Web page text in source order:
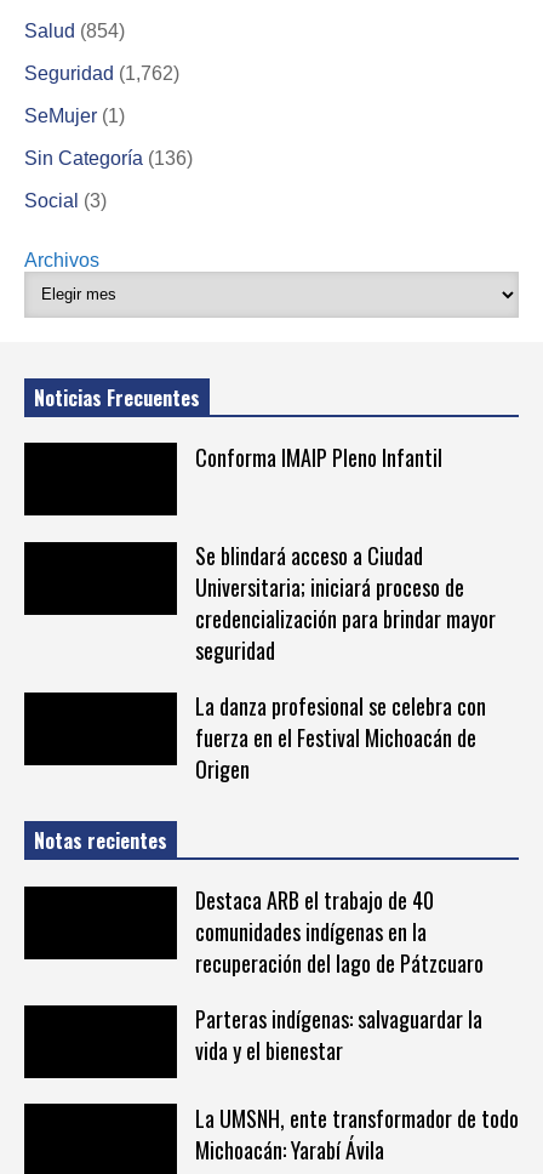
Salud (854)
Seguridad (1,762)
SeMujer (1)
Sin Categoría (136)
Social (3)
Archivos
Noticias Frecuentes
Conforma IMAIP Pleno Infantil
Se blindará acceso a Ciudad
Universitaria; iniciará proceso de
credencialización para brindar mayor
seguridad
La danza profesional se celebra con
fuerza en el Festival Michoacán de
Origen
Notas recientes
Destaca ARB el trabajo de 40
comunidades indígenas en la
recuperación del lago de Pátzcuaro
Parteras indígenas: salvaguardar la
vida y el bienestar
La UMSNH, ente transformador de todo
Michoacán: Yarabí Ávila